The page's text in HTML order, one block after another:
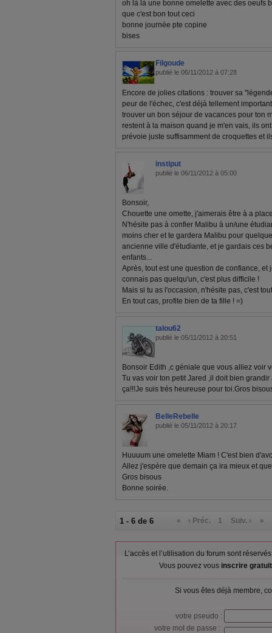
oh là là une bonne omelette avec des oeufs
que c'est bon tout ceci
bonne journée pte copine
bises
Filgoude
publié le 06/11/2012 à 07:28
Encore de jolies citations : trouver sa
peur de l'échec, c'est déjà tellement
trouver un bon séjour de vacances pour ton
restent à la maison quand je m'en vais, ils
prévoie juste suffisamment de croquettes et
instiput
publié le 06/11/2012 à 05:00
Bonsoir,
Chouette une omette, j'aimerais être à a
N'hésite pas à confier Malibu à un/une
moins cher et te gardera Malibu pour
ancienne ville d'étudiante, et je gardais ces
enfants...
Après, tout est une question de confiance,
connais pas quelqu'un, c'est plus difficile !
Mais si tu as l'occasion, n'hésite pas, c'est
En tout cas, profite bien de ta fille ! =)
talou62
publié le 05/11/2012 à 20:51
Bonsoir Edith ,c géniale que vous alliez voir
Tu vas voir ton petit Jared ,il doit bien
ça!!!Je suis trés heureuse pour toi.Gros
BelleRebelle
publié le 05/11/2012 à 20:17
Huuuum une omelette Miam ! C'est bien
Allez j'espère que demain ça ira mieux et
Gros bisous
Bonne soirée.
1 - 6 de 6 « ‹ Préc. 1 Suiv. › »
L’accès et l’utilisation du forum sont
Vous pouvez vous inscrire
Si vous êtes déjà membre,
votre pseudo :
votre mot de passe :